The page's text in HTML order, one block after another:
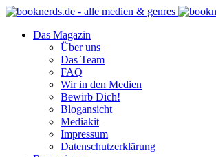
Das Magazin
Über uns
Das Team
FAQ
Wir in den Medien
Bewirb Dich!
Blogansicht
Mediakit
Impressum
Datenschutzerklärung